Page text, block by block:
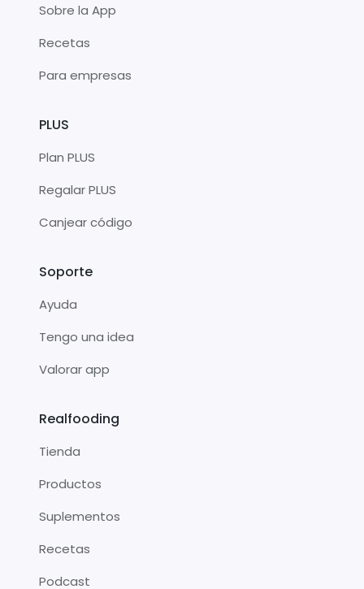
Sobre la App
Recetas
Para empresas
PLUS
Plan PLUS
Regalar PLUS
Canjear código
Soporte
Ayuda
Tengo una idea
Valorar app
Realfooding
Tienda
Productos
Suplementos
Recetas
Podcast